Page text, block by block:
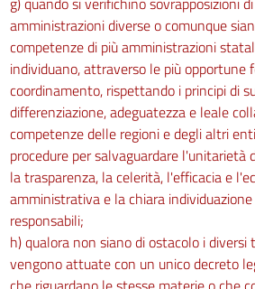
amministrazioni diverse o comunque
competenze di più amministrazioni
individuano, attraverso le più opportune
coordinamento, rispettando i principi di
differenziazione, adeguatezza e leale
competenze delle regioni e degli altri
procedure per salvaguardare l'unitarietà
la trasparenza, la celerità, l'efficacia e
amministrativa e la chiara
responsabili;
h) qualora non siano di ostacolo i
vengono attuate con un unico decreto